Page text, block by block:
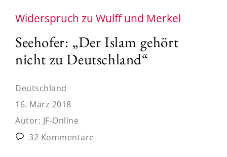
Widerspruch zu Wulff und Merkel
Seehofer: „Der Islam gehört
nicht zu Deutschland“
Deutschland
16. März 2018
Autor: JF-Online
32 Kommentare